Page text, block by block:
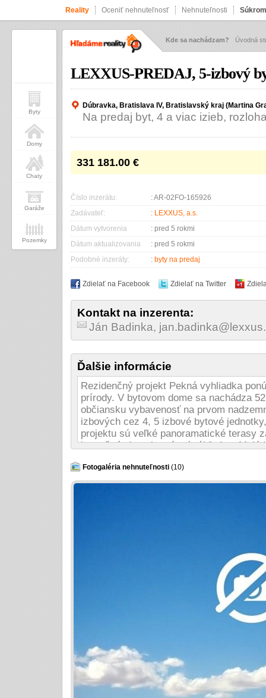
Reality Oceniť nehnuteľnosť Nehnuteľnosti
Kde sa nachádzam? Úvodná
LEXXUS-PREDAJ, 5-izbový
Dúbravka, Bratislava IV, Bratislavský kraj (Martina
Na predaj byt, 4 a viac izieb,
331 181.00 €
Číslo inzerátu:
: AR-02FO-165926
Zadávateľ:
: LEXXUS, a.s.
Dátum vytvorenia
: pred 5 rokmi
Dátum aktualizovania
: pred 5 rokmi
Podobné inzeráty:
: byty na predaj
Zdielať na Facebook Zdielať na Twitter
Kontakt na inzerenta:
Ján Badinka,
Ďalšie informácie
Rezidenčný projekt Pekná vyhliadka
prírody. V bytovom dome sa nachádza
občiansku vybavenosť na prvom
izbových cez 4, 5 izbové bytové
projektu sú veľké panoramatické terasy
je možné si vychutnávať výhľad na Malé
Ukončenie výstavby: 02/2019
Aktuálny stav projektu: vo výstavbe
- obchodné centrum Bory mall 1,5 km
- výborné napojenie na diaľnicu,
bratislavskej mestskej časti Dúbravka
futbalový a zimný štadión, pošta,
reštaurácie a pod.) Detaily projektu
- komfortné a funkčné rodinné bývanie
- komplexná vybavenosť na jednom
prírodou, blízkosť nákupného centra
- kvalitný štandard vyhotovenia
- každý z bytov má orientáciu na
- možnosť variability bytových dispozíci
Fotogaléria nehnuteľnosti (10)
Byty
Domy
Chaty
Garáže
Pozemky